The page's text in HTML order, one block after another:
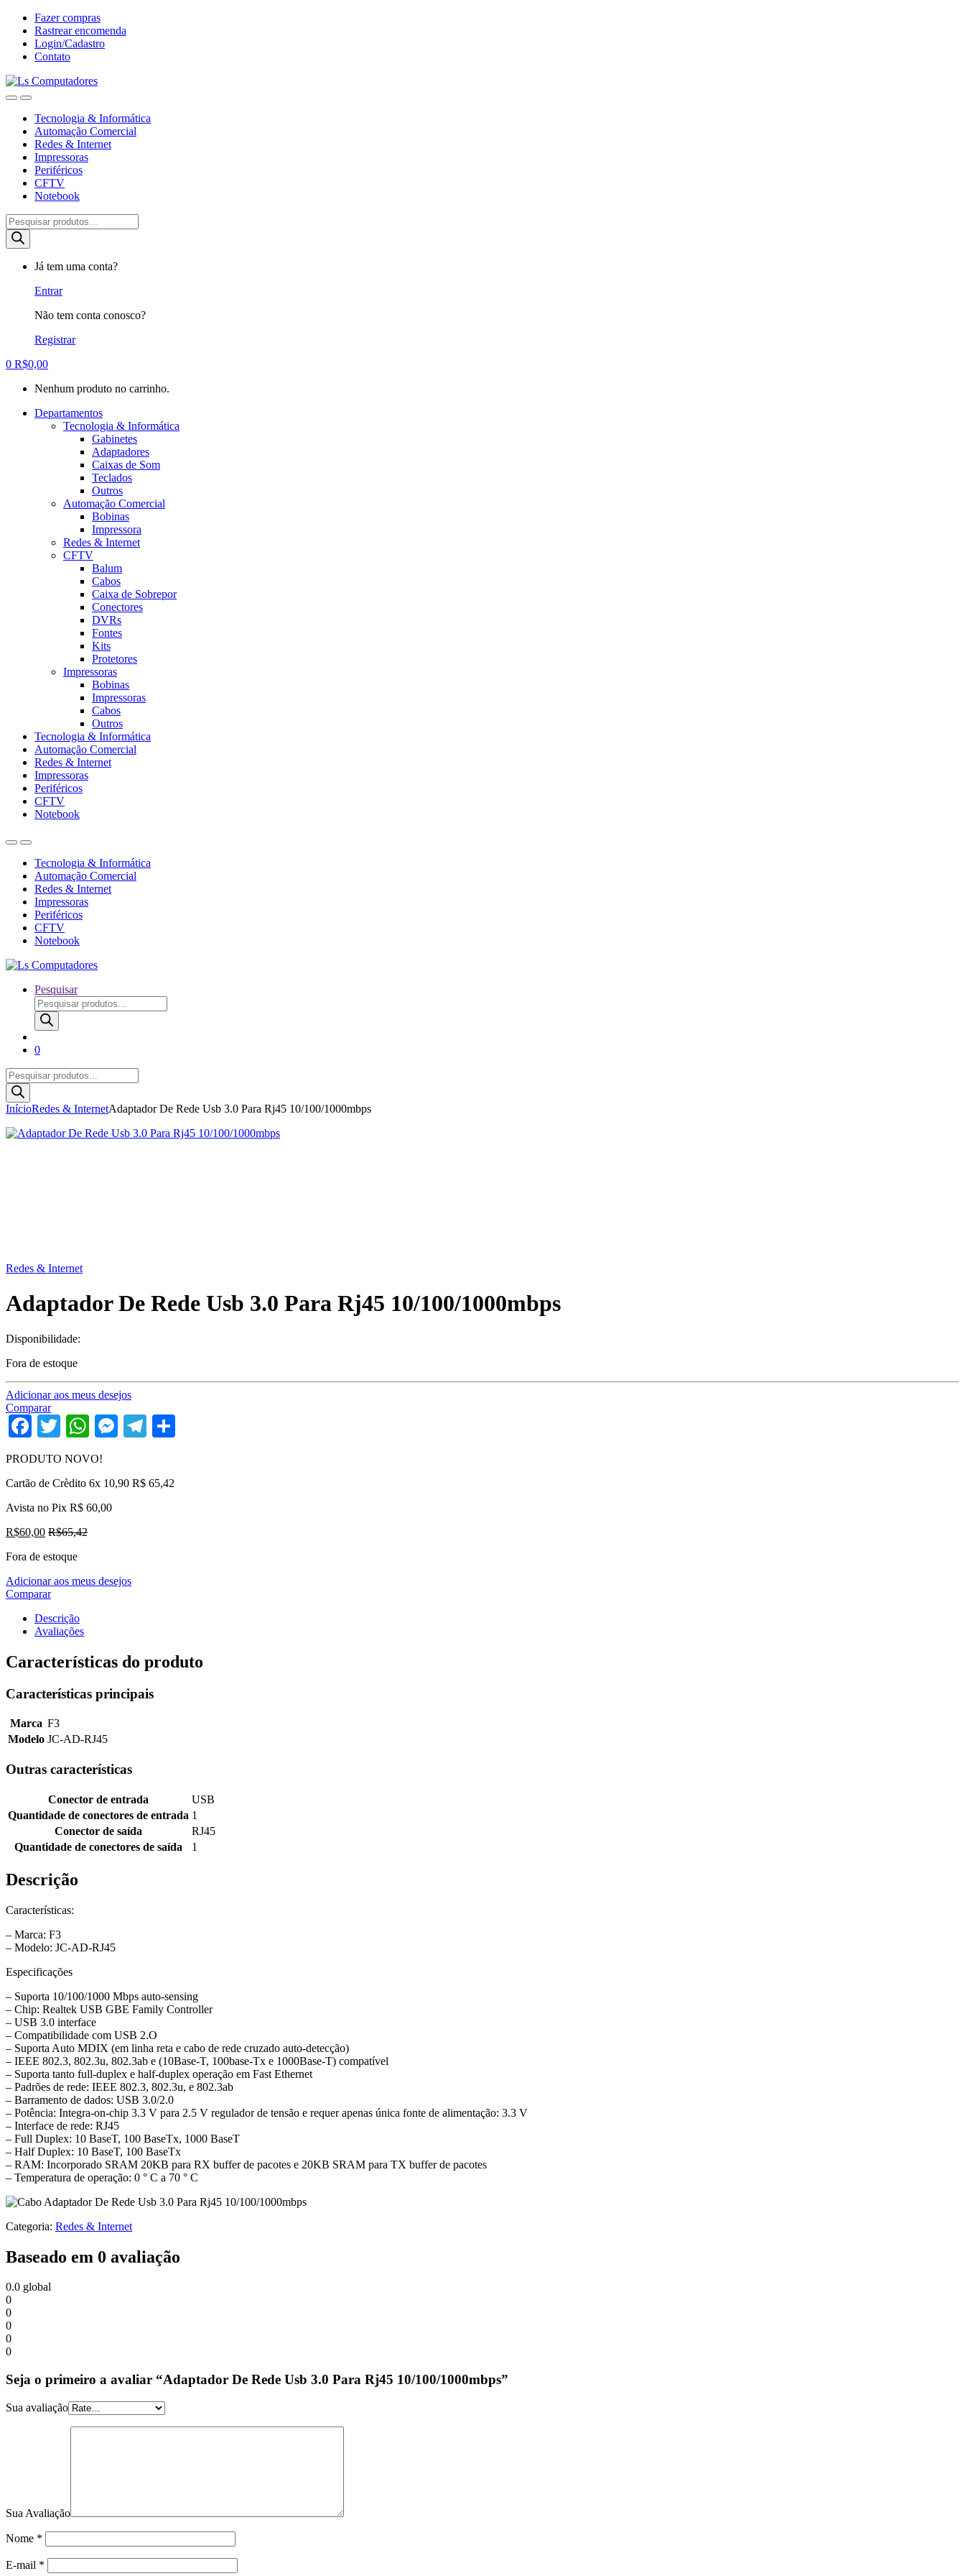
para
navegação
para
conteúdo
Fazer compras
Rastrear encomenda
Login/Cadastro
Contato
Tecnologia & Informática
Automação Comercial
Redes & Internet
Impressoras
Periféricos
CFTV
Notebook
Pesquisar
produtos
Já tem uma conta?
Entrar
Não tem conta conosco?
Registrar
0 R$0,00
Nenhum produto no carrinho.
Departamentos
Tecnologia & Informática
Gabinetes
Adaptadores
Caixas de Som
Teclados
Outros
Automação Comercial
Bobinas
Impressora
Redes & Internet
CFTV
Balum
Cabos
Caixa de Sobrepor
Conectores
DVRs
Fontes
Kits
Protetores
Impressoras
Bobinas
Impressoras
Cabos
Outros
Tecnologia & Informática
Automação Comercial
Redes & Internet
Impressoras
Periféricos
CFTV
Notebook
Tecnologia & Informática
Automação Comercial
Redes & Internet
Impressoras
Periféricos
CFTV
Notebook
Pesquisar
Pesquisar
produtos
0
Pesquisar
produtos
InícioRedes & InternetAdaptador De Rede Usb 3.0 Para Rj45 10/100/1000mbps
Redes & Internet
Adaptador De Rede Usb 3.0 Para Rj45 10/100/1000mbps
Disponibilidade:
Fora de estoque
Adicionar aos meus desejos
Comparar
Facebook
TwitterWhatsApp
Messenger
Telegram
PRODUTO NOVO!
Cartão de Crèdito 6x 10,90 R$ 65,42
Avista no Pix R$ 60,00
R$60,00 R$65,42
Fora de estoque
Adicionar aos meus desejos
Comparar
Descrição
Avaliações
Características do produto
Características principais
Marca F3
Modelo JC-AD-RJ45
Outras características
Conector de entrada
USB
Quantidade de conectores de entrada 1
Conector de saída
RJ45
Quantidade de conectores de saída
1
Descrição
Características:
– Marca: F3
– Modelo: JC-AD-RJ45
Especificações
– Suporta 10/100/1000 Mbps auto-sensing
– Chip: Realtek USB GBE Family Controller
– USB 3.0 interface
– Compatibilidade com USB 2.O
– Suporta Auto MDIX (em linha reta e cabo de rede cruzado auto-detecção)
– IEEE 802.3, 802.3u, 802.3ab e (10Base-T, 100base-Tx e 1000Base-T) compatível
– Suporta tanto full-duplex e half-duplex operação em Fast Ethernet
– Padrões de rede: IEEE 802.3, 802.3u, e 802.3ab
– Barramento de dados: USB 3.0/2.0
– Potência: Integra-on-chip 3.3 V para 2.5 V regulador de tensão e requer apenas única fonte de alimentação: 3.3 V
– Interface de rede: RJ45
– Full Duplex: 10 BaseT, 100 BaseTx, 1000 BaseT
– Half Duplex: 10 BaseT, 100 BaseTx
– RAM: Incorporado SRAM 20KB para RX buffer de pacotes e 20KB SRAM para TX buffer de pacotes
– Temperatura de operação: 0 ° C a 70 ° C
Categoria: Redes & Internet
Baseado em 0 avaliação
0.0 global
0
0
0
0
0
Seja o primeiro a avaliar “Adaptador De Rede Usb 3.0 Para Rj45 10/100/1000mbps”
Sua avaliação
Sua Avaliação
Nome *
E-mail *